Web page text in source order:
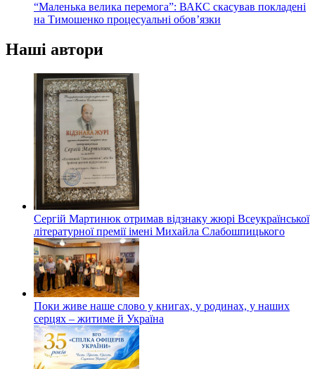
“Маленька велика перемога”: ВАКС скасував покладені
на Тимошенко процесуальні обов’язки
Наші автори
Сергій Мартинюк отримав відзнаку жюрі Всеукраїнської
літературної премії імені Михайла Слабошпицького
Поки живе наше слово у книгах, у родинах, у наших
серцях – житиме й Україна